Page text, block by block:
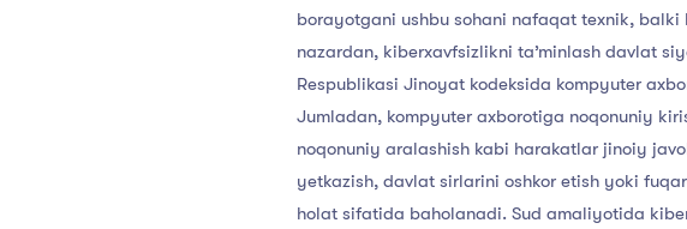
borayotgani ushbu sohani nafaqat texnik, balki
nazardan, kiberxavfsizlikni ta’minlash davlat
Respublikasi Jinoyat kodeksida kompyuter
Jumladan, kompyuter axborotiga noqonuniy
noqonuniy aralashish kabi harakatlar jinoiy
yetkazish, davlat sirlarini oshkor etish yoki
holat sifatida baholanadi. Sud amaliyotida